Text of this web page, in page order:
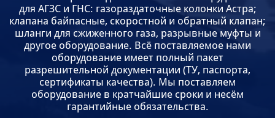
для АГЗС и ГНС: газораздаточные колонки Астра;
клапана байпасные, скоростной и обратный клапан;
шланги для сжиженного газа, разрывные муфты и
другое оборудование. Всё поставляемое нами
оборудование имеет полный пакет
разрешительной документации (ТУ, паспорта,
сертификаты качества). Мы поставляем
оборудование в кратчайшие сроки и несём
гарантийные обязательства.